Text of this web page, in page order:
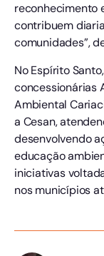
reconhecimento
contribuem
comunidades”,
No Espírito
concessionárias
Ambiental
a Cesan,
desenvolvendo
educação
iniciativas
nos municípios